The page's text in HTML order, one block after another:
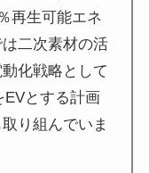
再生可能エネ
二次素材の活
化戦略として
EVとする計画
り組んでいま